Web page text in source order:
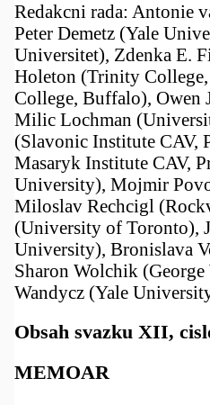
Redakcni rada: Antonie
Peter Demetz (Yale
Universitet), Zdenka E.
Holeton (Trinity
College, Buffalo), Owen
Milic Lochman
(Slavonic Institute CAV,
Masaryk Institute CAV,
University), Mojmir
Miloslav Rechcigl
(University of Toronto),
University), Bronislava
Sharon Wolchik
Wandycz (Yale
Obsah svazku XII,
MEMOAR